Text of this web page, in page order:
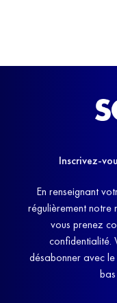
Inscrivez-
En renseignant
régulièrement notre
vous prenez
confidentialité.
désabonner avec